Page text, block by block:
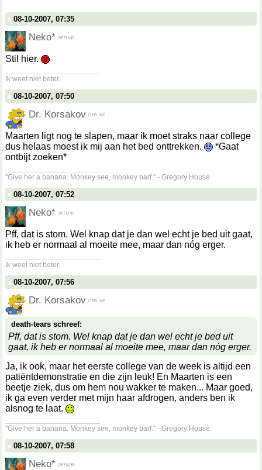
08-10-2007, 07:35
Neko*
Stil hier.
Ik weet niet beter.
08-10-2007, 07:50
Dr. Korsakov
Maarten ligt nog te slapen, maar ik moet straks naar college
dus helaas moest ik mij aan het bed onttrekken.
*Gaat
ontbijt zoeken*
"Give her a banana. Monkey see, monkey barf." - Gregory House
08-10-2007, 07:52
Neko*
Pff, dat is stom. Wel knap dat je dan wel echt je bed uit gaat,
ik heb er normaal al moeite mee, maar dan nóg erger.
Ik weet niet beter.
08-10-2007, 07:56
Dr. Korsakov
death-tears schreef:
Pff, dat is stom. Wel knap dat je dan wel echt je bed uit
gaat, ik heb er normaal al moeite mee, maar dan nóg erger.
Ja, ik ook, maar het eerste college van de week is altijd een
patiëntdemonstratie en die zijn leuk! En Maarten is een
beetje ziek, dus om hem nou wakker te maken... Maar goed,
ik ga even verder met mijn haar afdrogen, anders ben ik
alsnog te laat.
"Give her a banana. Monkey see, monkey barf." - Gregory House
08-10-2007, 07:58
Neko*